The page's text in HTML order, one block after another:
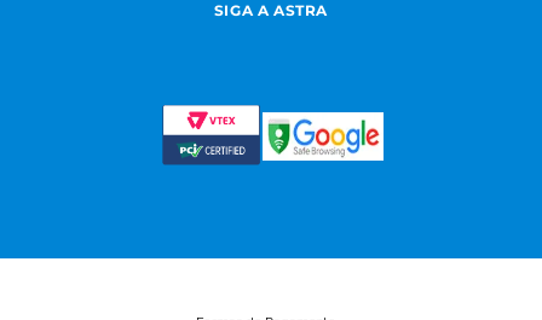
SIGA A ASTRA